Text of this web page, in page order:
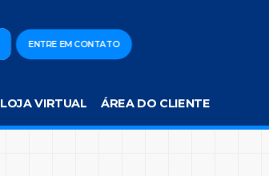
ENTRE EM CONTATO
LOJA VIRTUAL ÁREA DO CLIENTE